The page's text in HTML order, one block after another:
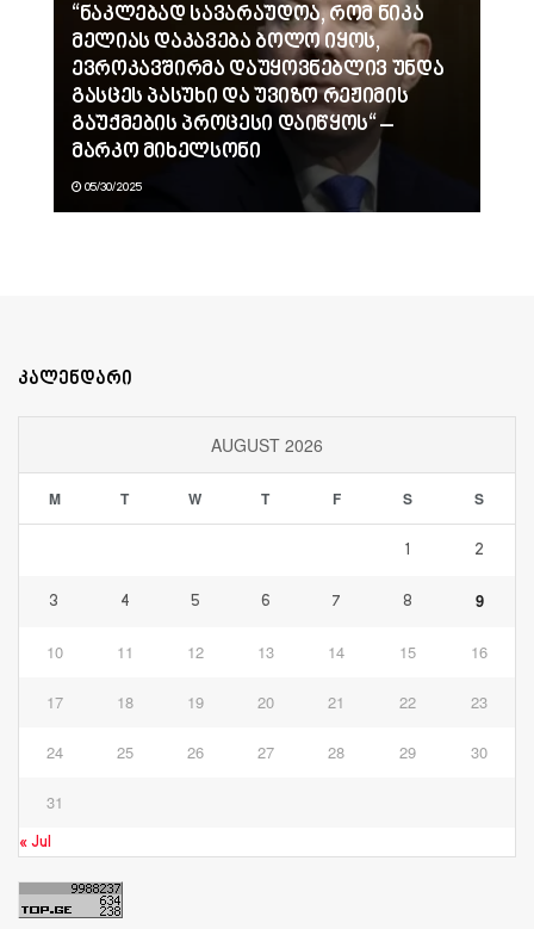
“ნაკლებად სავარაუდოა, რომ ნიკა
მელიას დაკავება ბოლო იყოს,
ევროკავშირმა დაუყოვნებლივ უნდა
გასცეს პასუხი და უვიზო რეჟიმის
გაუქმების პროცესი დაიწყოს“ –
მარკო მიხელსონი
05/30/2025
კალენდარი
AUGUST 2026
M T W T F S S
1 2
3 4 5 6 7 8 9
10 11 12 13 14 15 16
17 18 19 20 21 22 23
24 25 26 27 28 29 30
31
« Jul